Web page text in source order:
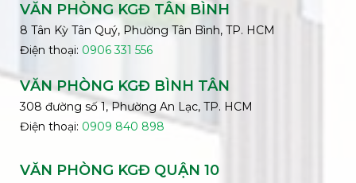
VĂN PHÒNG KGĐ TÂN BÌNH
8 Tân Kỳ Tân Quý, Phường Tân Bình, TP. HCM
Điện thoại: 0906 331 556
VĂN PHÒNG KGĐ BÌNH TÂN
308 đường số 1, Phường An Lạc, TP. HCM
Điện thoại: 0909 840 898
VĂN PHÒNG KGĐ QUẬN 10